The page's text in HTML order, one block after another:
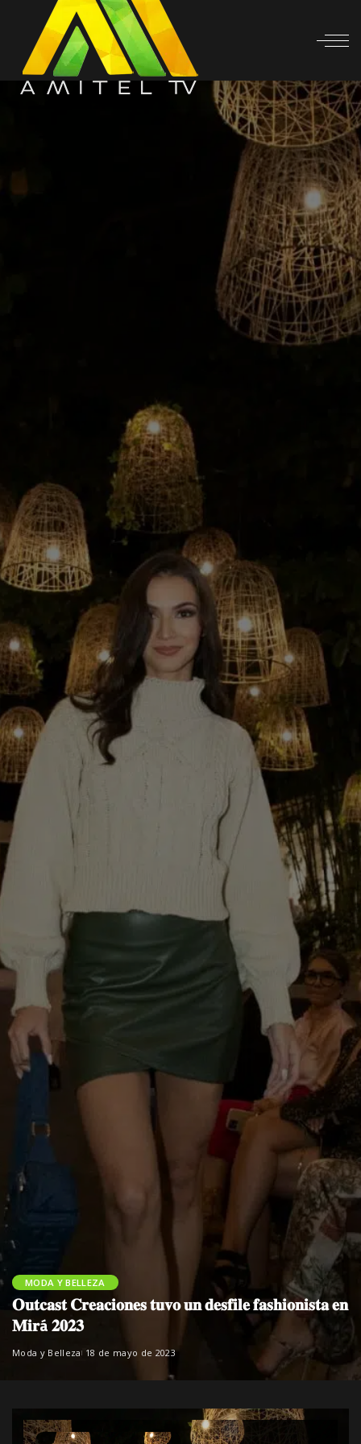
MODA Y BELLEZA
𝐎𝐮𝐭𝐜𝐚𝐬𝐭 𝐂𝐫𝐞𝐚𝐜𝐢𝐨𝐧𝐞𝐬 𝐭𝐮𝐯𝐨 𝐮𝐧 𝐝𝐞𝐬𝐟𝐢𝐥𝐞 𝐟𝐚𝐬𝐡𝐢𝐨𝐧𝐢𝐬𝐭𝐚 𝐞𝐧
𝐌𝐢𝐫á 𝟐𝟎𝟐𝟑
Moda y Belleza 18 de mayo de 2023